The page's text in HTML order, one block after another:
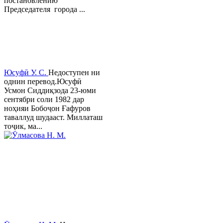
Председателя города ...
Юсуфӣ У. C. Недоступен ни
однин перевод.Юсуфӣ
Усмон Сиддиқзода 23-юми
сентябри соли 1982 дар
ноҳияи Бобоҷон Ғафуров
таваллуд шудааст. Миллаташ
тоҷик, ма...